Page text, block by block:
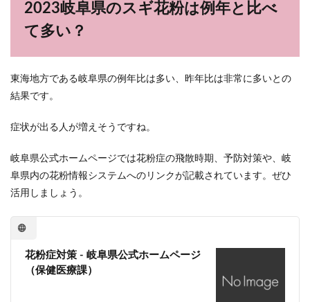
2023岐阜県のスギ花粉は例年と比べ
て多い？
東海地方である岐阜県の例年比は多い、昨年比は非常に多いとの
結果です。
症状が出る人が増えそうですね。
岐阜県公式ホームページでは花粉症の飛散時期、予防対策や、岐
阜県内の花粉情報システムへのリンクが記載されています。ぜひ
活用しましょう。
花粉症対策 - 岐阜県公式ホームページ
（保健医療課）